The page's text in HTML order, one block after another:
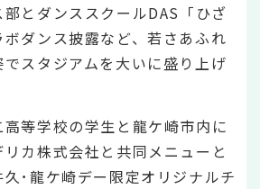
とダンススクールDAS「ひざ
ダンス披露など、若さあふれ
スタジアムを大いに盛り上げ
等学校の学生と龍ケ崎市内に
カ株式会社と共同メニューと
･龍ケ崎デー限定オリジナルチ